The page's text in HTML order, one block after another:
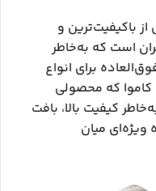
باکیفیت‌ترین و
است که به‌خاطر
برای انواع
کاموا که محصولی
کیفیت بالا، بافت
ویژه‌ای میان